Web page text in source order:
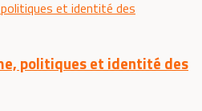
politiques et identité des